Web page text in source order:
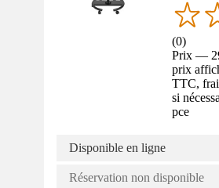
(0)
Prix —
prix
TTC,
si
pce
Disponible en ligne
Réservation non disponible